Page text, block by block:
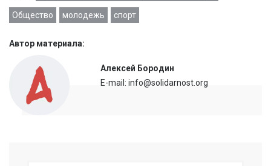
Общество молодежь спорт
Автор материала:
Алексей Бородин
E-mail: info@solidarnost.org